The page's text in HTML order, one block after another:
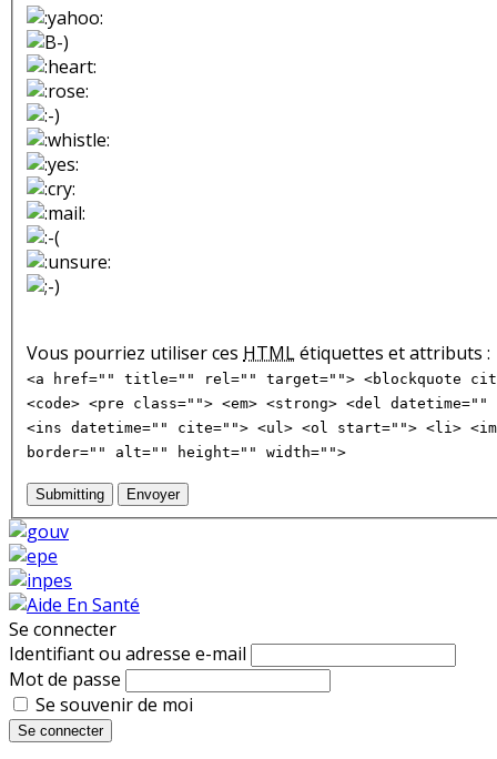
Vous pourriez utiliser ces HTMLétiquettes et attributs :
<a href="" title="" rel="" target=""> <blockquote
<code> <pre class=""> <em> <strong> <del
<ins datetime="" cite=""> <ul> <ol start=""> <li>
border="" alt="" height="" width="">
Submitting Envoyer
Se connecter
Identifiant ou adresse e-mail
Mot de passe
Se souvenir de moi
Se connecter